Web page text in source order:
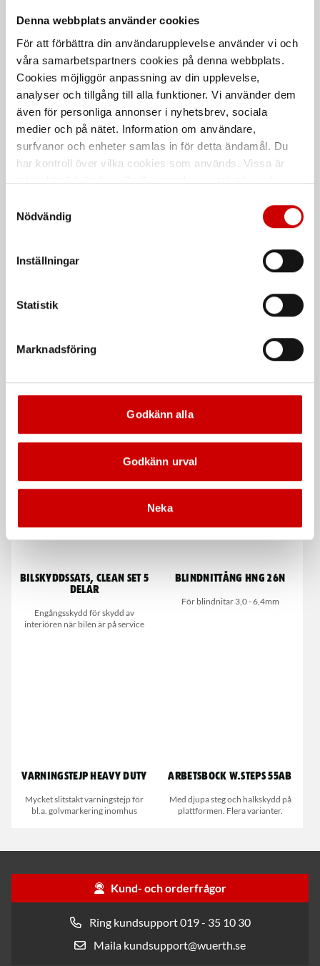
Denna webbplats använder cookies
För att förbättra din användarupplevelse använder vi och
våra samarbetspartners cookies på denna webbplats.
Cookies möjliggör anpassning av din upplevelse,
analyser och tillgång till alla funktioner. Vi använder dem
även för personliga annonser i nyhetsbrev, sociala
medier och på nätet. Information om användare,
surfvanor och enheter samlas in för detta ändamål. Du
har kontroll över vilka cookies som används. Vissa är
tekniskt nödvändiga. Godkännande av statistik- och
länder utanför EU med olika dataskyddsnormer. Genom
att godkänna samtycker du till sådana överföringar. Läs
Nödvändig
Inställningar
Statistik
Marknadsföring
Godkänn alla
Godkänn urval
Neka
Skyddssko Jalas 2108 VIP
S3
Vattenavvisande sko för korrekt
fabriken.
EN ISO 20345
Skyddssko MODYF Carbon
290 S1PL
Luftig, smidig och en av världens
EN ISO 20345
Kampanj
Skyddssko MODYF Extreme
Något liten i storleken.
Skyddssko Jalas 2068 Tio
De som köpte, köpte även
Bilskyddssats, Clean Set 5
delar
Engångsskydd för skydd av
interiören när bilen är på service
Blindnittång HNG 26N
För blindnitar 3,0 - 6,4mm
Varningstejp Heavy Duty
Mycket slitstakt varningstejp för
bl.a. golvmarkering inomhus
Arbetsbock W.steps 55AB
Med djupa steg och halkskydd på
plattformen. Flera varianter.
Kund- och orderfrågor
Ring kundsupport 019 - 35 10 30
Maila kundsupport@wuerth.se